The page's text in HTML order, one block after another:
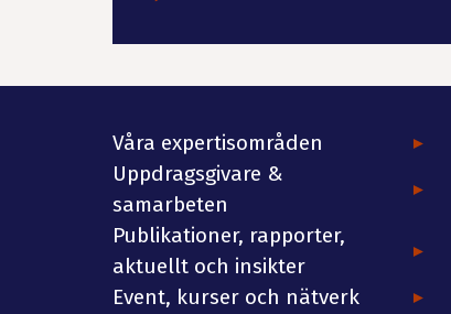
Våra expertisområden
Uppdragsgivare &
samarbeten
Publikationer, rapporter,
aktuellt och insikter
Event, kurser och nätverk